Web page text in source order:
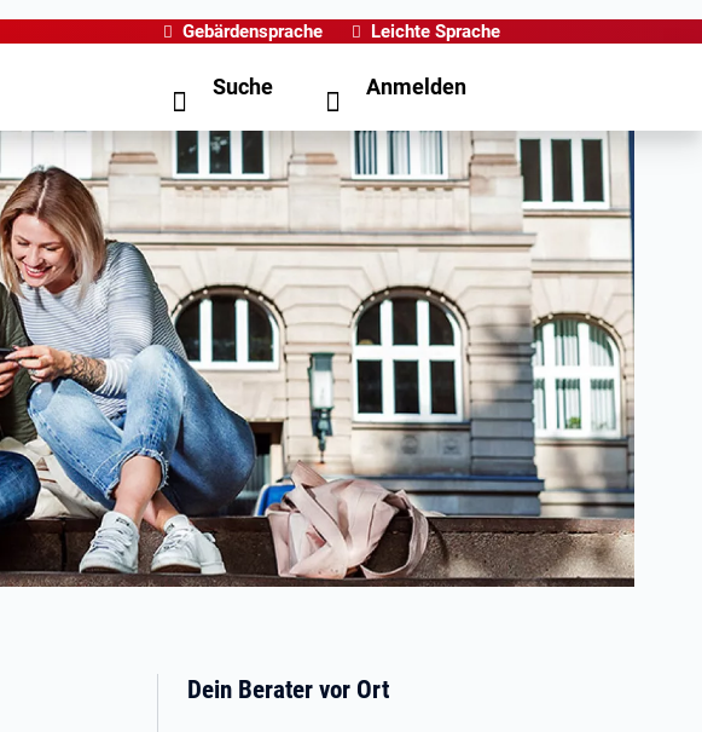
Gebärdensprache Leichte Sprache
Suche Anmelden
Dein Berater vor Ort